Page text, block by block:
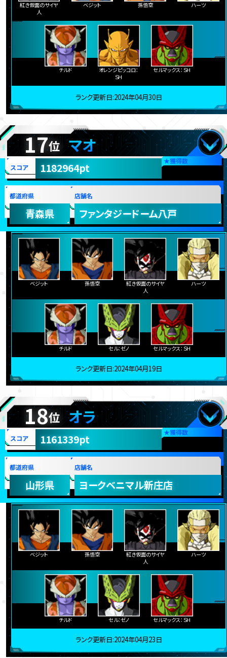
紅き仮面のサイヤ
人
ベジット 孫悟空 ハーツ
チルド
オレンジピッコロ：
ＳＨ
セルマックス：ＳＨ
ランク更新日:2024年04月30日
17位 マオ
★獲得数
スコア 1182964pt
都道府県
青森県
店舗名
ファンタジードーム八戸
ベジット 孫悟空
紅き仮面のサイヤ
人
ハーツ
チルド セル：ゼノ セルマックス：ＳＨ
ランク更新日:2024年04月19日
18位 オラ
★獲得数
スコア 1161339pt
都道府県
山形県
店舗名
ヨークベニマル新庄店
ベジット 孫悟空
紅き仮面のサイヤ
人
ハーツ
チルド セル：ゼノ セルマックス：ＳＨ
ランク更新日:2024年04月23日